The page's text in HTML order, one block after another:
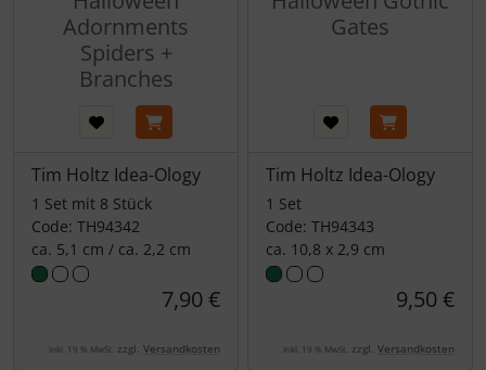
Adornments
Spiders +
Branches
Tim Holtz Idea-Ology
1 Set mit 8 Stück
Code: TH94342
ca. 5,1 cm / ca. 2,2 cm
7,90 €
inkl. 19 % MwSt. zzgl. Versandkosten
Gates
Tim Holtz Idea-Ology
1 Set
Code: TH94343
ca. 10,8 x 2,9 cm
9,50 €
inkl. 19 % MwSt. zzgl. Versandkosten